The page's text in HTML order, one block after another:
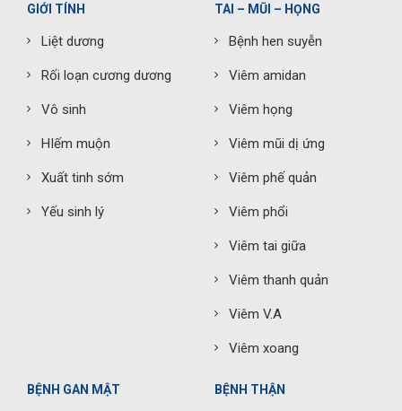
GIỚI TÍNH
Liệt dương
Rối loạn cương dương
Vô sinh
HIếm muộn
Xuất tinh sớm
Yếu sinh lý
TAI – MŨI – HỌNG
Bệnh hen suyễn
Viêm amidan
Viêm họng
Viêm mũi dị ứng
Viêm phế quản
Viêm phổi
Viêm tai giữa
Viêm thanh quản
Viêm V.A
Viêm xoang
BỆNH GAN MẬT BỆNH THẬN